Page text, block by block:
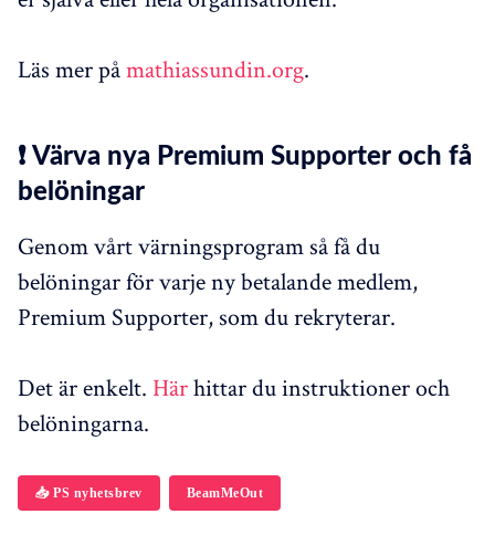
Läs mer påmathiassundin.org.
❗ Värva nya Premium Supporter och få
belöningar
Genom vårt värningsprogram så få du
belöningar för varje ny betalande medlem,
Premium Supporter, som du rekryterar.
Det är enkelt. Härhittar du instruktioner och
belöningarna.
📥 PS nyhetsbrev BeamMeOut